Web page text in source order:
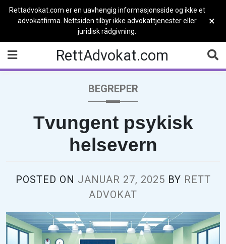
Rettadvokat.com er en uavhengig informasjonsside og ikke et
advokatfirma. Nettsiden tilbyr ikke advokattjenester eller
juridisk rådgivning.
×
content
RettAdvokat.com
BEGREPER
Tvungent psykisk
helsevern
POSTED ON JANUAR 27, 2025 BY RETT
ADVOKAT